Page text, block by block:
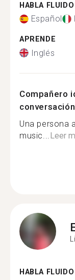
HABLA FLUIDO
Español
APRENDE
Inglés
Compañero
conversación
Una persona
music... Leer
HABLA FLUIDO